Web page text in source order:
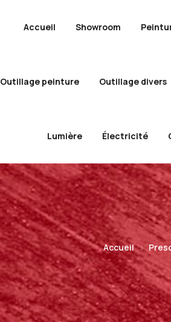
Accueil Showroom
Outillage peinture Outillage divers
Lumière Électricité
Accueil